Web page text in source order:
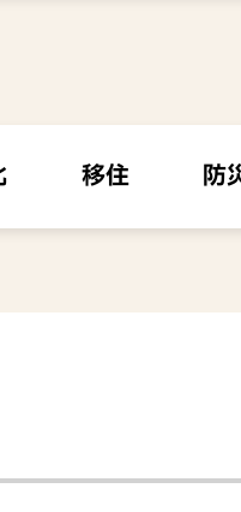
移住 防